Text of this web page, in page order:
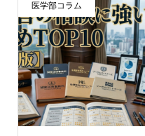
医学部コラム